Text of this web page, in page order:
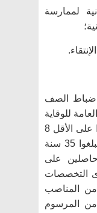
لممارسة
ضباط الصف
للوقاية
المدنية بشرط أن يكونوا قد قضوا على الأقل 8
سنوات من الخدمة الفعلية وأن يبلغوا 35 سنة
على
التخصصات
وذلك في حدود 15% من المناصب
المتباري عليها طبقا للمادة 12 من المرسوم